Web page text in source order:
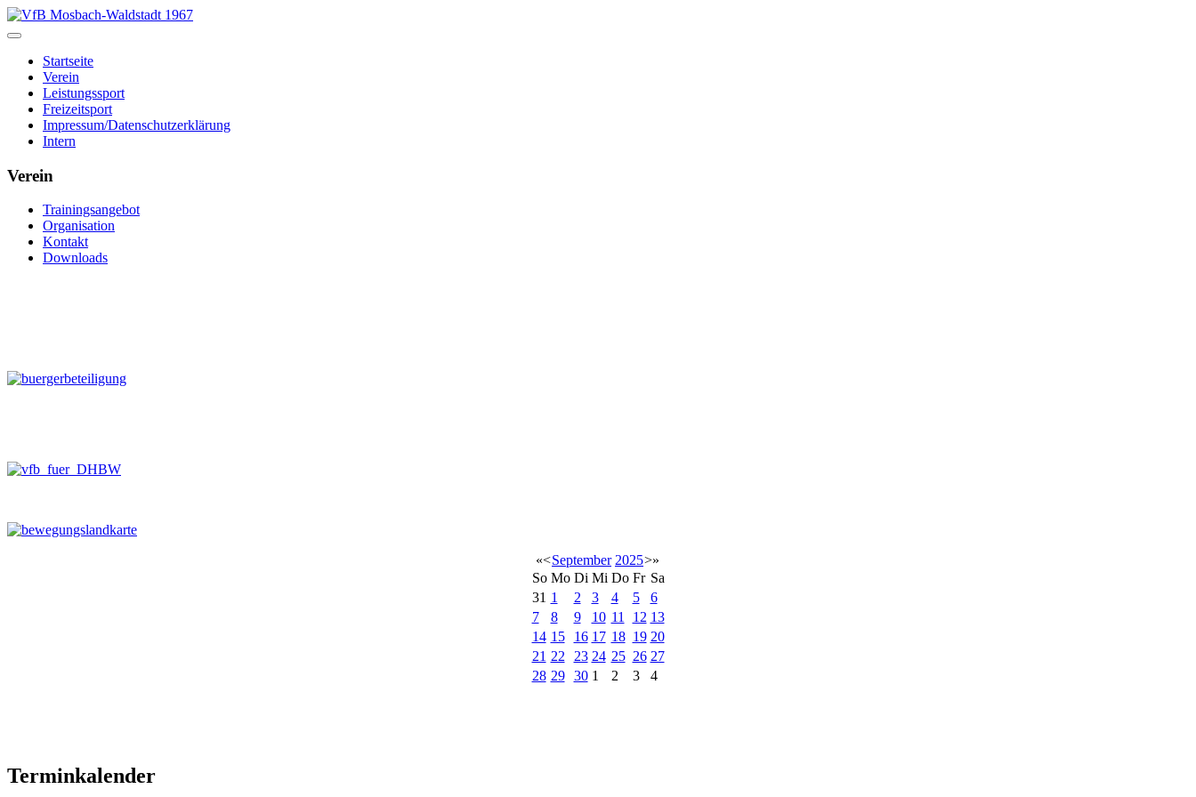
Startseite
Verein
Leistungssport
Freizeitsport
Impressum/Datenschutzerklärung
Intern
Verein
Trainingsangebot
Organisation
Kontakt
Downloads
«<September 2025>»
So Mo Di Mi Do Fr Sa
31 1 2 3 4 5
6
7
8 9 10 11 12 13
14 15 16 17 18 19 20
21 22 23 24 25 26 27
28 29 30 1 2 3 4
Terminkalender